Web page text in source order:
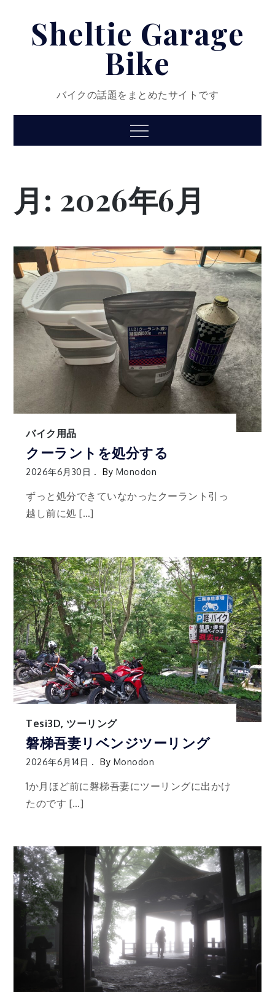
contentSheltie Garage
Bike
バイクの話題をまとめたサイトです
Menu
月: 2026年6月
バイク用品
クーラントを処分する
2026年6月30日 By Monodon
ずっと処分できていなかったクーラント引っ
越し前に処 […]
Tesi3D, ツーリング
磐梯吾妻リベンジツーリング
2026年6月14日 By Monodon
1か月ほど前に磐梯吾妻にツーリングに出かけ
たのです […]